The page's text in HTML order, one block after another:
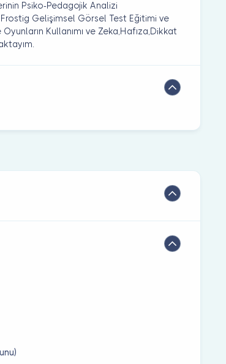
Psiko-Pedagojik Analizi
Gelişimsel Görsel Test Eğitimi ve
Kullanımı ve Zeka,Hafıza,Dikkat